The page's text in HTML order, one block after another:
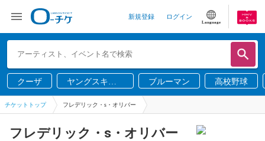
新規登録 ログイン
Language
クーザ
ヤングスキニ
ー
ブルーマン 高校野球
チケットトップ フレデリック・s・オリバー
フレデリック・s・オリバー